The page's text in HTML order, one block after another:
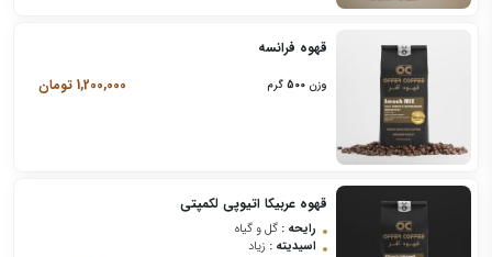
قهوه فرانسه
وزن 500 گرم 1,200,000 تومان
قهوه عربیکا اتیوپی لکمپتی
رایحه : گل و گیاه
اسیدیته : زیاد